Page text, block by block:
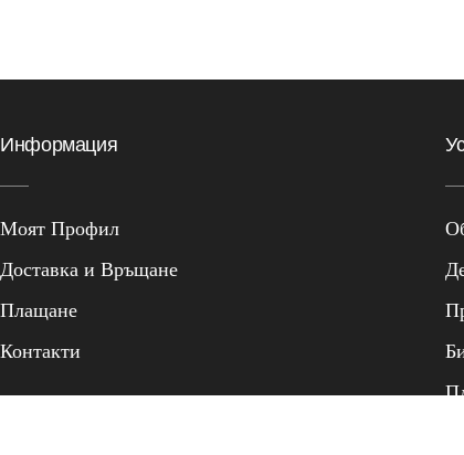
Информация
Моят Профил
Доставка и Връщане
Плащане
Контакти